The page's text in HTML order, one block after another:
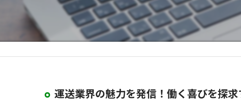
運送業界の魅力を発信！働く喜びを探